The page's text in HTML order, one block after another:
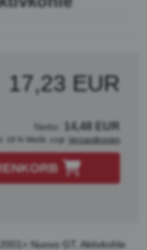
17,23 EUR
Netto: 14,48 EUR
19 % MwSt. zzgl. Versandkosten
Nuovo GT, Aktivkohle